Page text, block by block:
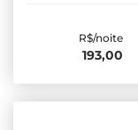
R$/noite
193,00